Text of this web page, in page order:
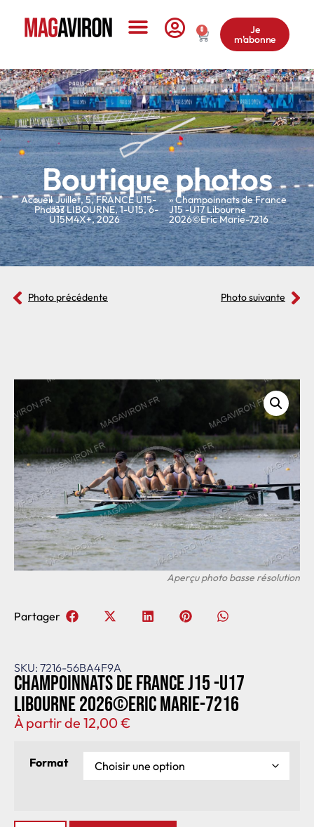
0 Je
m'abonne
Boutique photos
Accueil
»
Photos
»Juillet,5,FRANCE U15-
U17 LIBOURNE,1-U15,6-
U15M4X+,2026
» Champoinnats de France
J15 -U17 Libourne
2026©Eric Marie-7216
Photo précédente Photo suivante
SKU: 7216-56BA4F9A
Champoinnats de France J15 -U17
Libourne 2026©Eric Marie-7216
À partir de 12,00€
Format
Partager